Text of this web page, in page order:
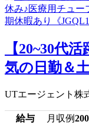
【20~30代
気の日勤＆
UTエージェント株
給与 月収例